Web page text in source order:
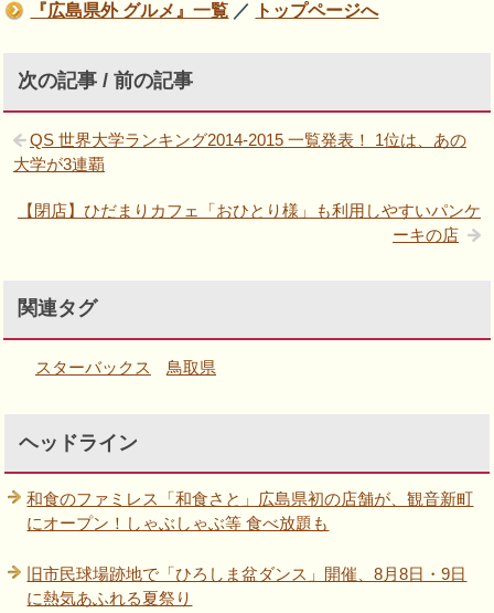
『広島県外 グルメ』一覧 ／ トップページへ
次の記事 / 前の記事
QS 世界大学ランキング2014-2015 一覧発表！ 1位は、あの
大学が3連覇
【閉店】ひだまりカフェ「おひとり様」も利用しやすいパンケ
ーキの店
関連タグ
スターバックス 鳥取県
ヘッドライン
和食のファミレス「和食さと」広島県初の店舗が、観音新町
にオープン！しゃぶしゃぶ等 食べ放題も
旧市民球場跡地で「ひろしま盆ダンス」開催、8月8日・9日
に熱気あふれる夏祭り